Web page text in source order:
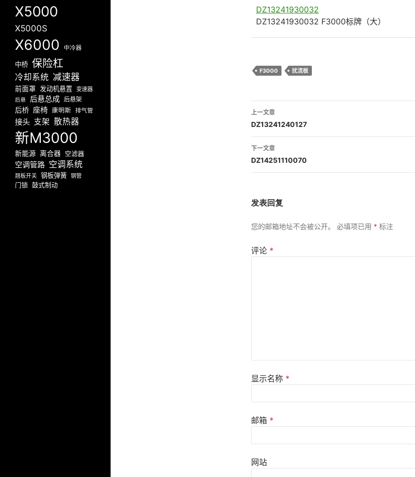
DZ13241930032
DZ13241930032 F3000标牌（大）
F3000 扰流板
文
章
导
航
上一文章
DZ13241240127
下一文章
DZ14251110070
发表回复
您的邮箱地址不会被公开。 必填项已用 * 标注
评论 *
显示名称 *
邮箱 *
网站
X5000
X5000S
X6000 中冷器
中桥 保险杠
冷却系统 减速器
前面罩 发动机悬置 变速器
后悬 后悬总成 后悬架
后桥 座椅 康明斯 排气管
接头 支架 散热器
新M3000
新能源 离合器 空滤器
空调管路 空调系统
翘板开关 钢板弹簧 钢管
门锁 鼓式制动